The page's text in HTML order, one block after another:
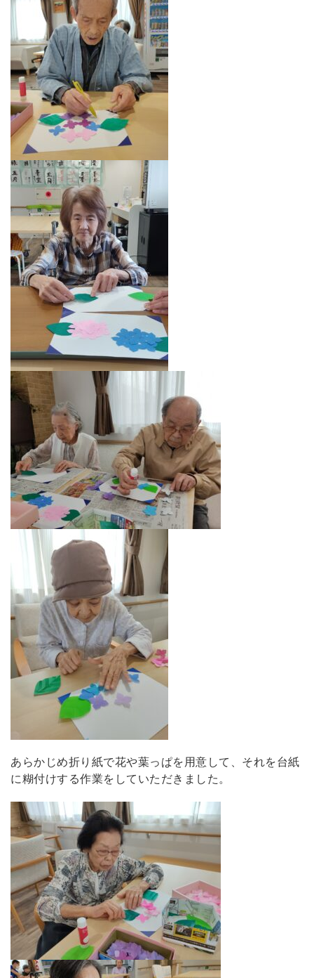
あらかじめ折り紙で花や葉っぱを用意して、それを台紙
に糊付けする作業をしていただきました。